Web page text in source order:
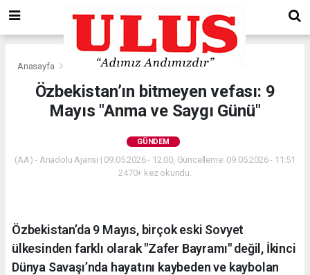
Anasayfa Gündem
Özbekistan’ın bitmeyen vefası: 9
Mayıs "Anma ve Saygı Günü"
GÜNDEM
(AA) - Anadolu Ajansı | 09.05.2026 - 12:00, Güncelleme: 09.05.2026 - 11:51
2470+ kez okundu.
Özbekistan’da 9 Mayıs, birçok eski Sovyet
ülkesinden farklı olarak "Zafer Bayramı" değil, İkinci
Dünya Savaşı’nda hayatını kaybeden ve kaybolan